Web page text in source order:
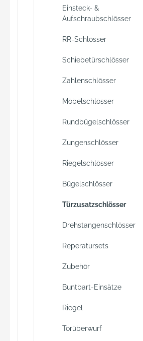
Einsteck- &
Aufschraubschlösser
RR-Schlösser
Schiebetürschlösser
Zahlenschlösser
Möbelschlösser
Rundbügelschlösser
Zungenschlösser
Riegelschlösser
Bügelschlösser
Türzusatzschlösser
Drehstangenschlösser
Reperatursets
Zubehör
Buntbart-Einsätze
Riegel
Torüberwurf